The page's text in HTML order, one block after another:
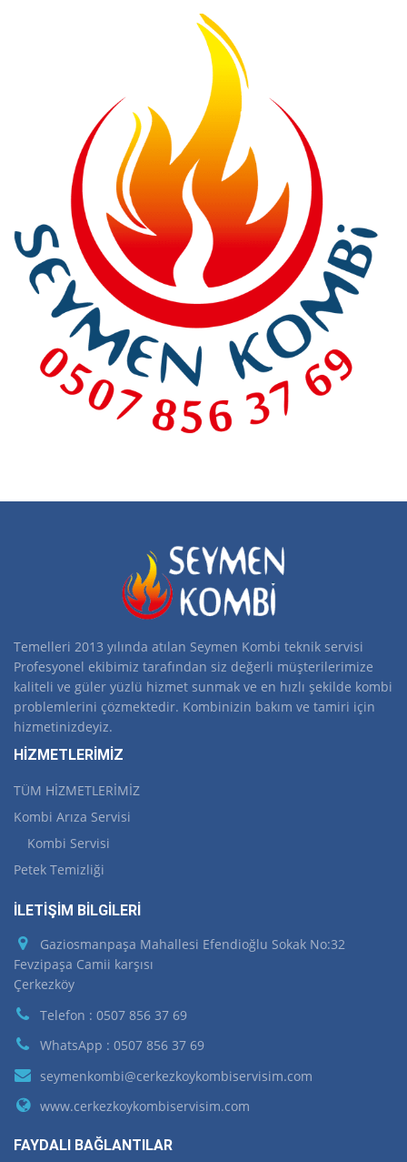
Temelleri 2013 yılında atılan Seymen Kombi teknik servisi
Profesyonel ekibimiz tarafından siz değerli müşterilerimize
kaliteli ve güler yüzlü hizmet sunmak ve en hızlı şekilde kombi
problemlerini çözmektedir. Kombinizin bakım ve tamiri için
hizmetinizdeyiz.
HİZMETLERİMİZ
TÜM HİZMETLERİMİZ
Kombi Arıza Servisi
Kombi Servisi
Petek Temizliği
İLETİŞİM BİLGİLERİ
Gaziosmanpaşa Mahallesi Efendioğlu Sokak No:32
Fevzipaşa Camii karşısı
Çerkezköy
Telefon : 0507 856 37 69
WhatsApp : 0507 856 37 69
seymenkombi@cerkezkoykombiservisim.com
www.cerkezkoykombiservisim.com
FAYDALI BAĞLANTILAR